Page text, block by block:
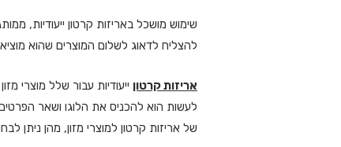
שימוש מושכל באריזות קרטון ייעודיות,
להצליח לדאוג לשלום המוצרים שהוא
אריזות קרטון ייעודיות עבור שלל מוצרי
לעשות הוא להכניס את הלוגו ושאר
של אריזות קרטון למוצרי מזון, מהן ניתן